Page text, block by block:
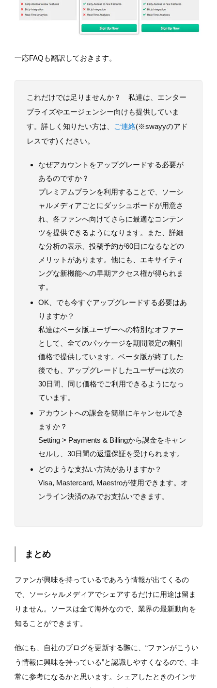
一応FAQも翻訳しておきます。
これだけでは足りませんか？ 私達は、エンター
プライズやエージェンシー向けも提供していま
す。詳しく知りたい方は、
ご連絡(※swayyのアド
レスです)ください。
なぜアカウントをアップグレードする必要が
あるのですか？
プレミアムプランを利用することで、ソーシ
ャルメディアごとにダッシュボードが用意さ
れ、各ファンへ向けてさらに最適なコンテン
ツを提供できるようになります。また、詳細
な分析の表示、投稿予約が60日になるなどの
メリットがあります。他にも、エキサイティ
ングな新機能への早期アクセス権が得られま
す。
OK、でも今すぐアップグレードする必要はあ
りますか？
私達はベータ版ユーザーへの特別なオファー
として、全てのパッケージを期間限定の割引
価格で提供しています。ベータ版が終了した
後でも、アップグレードしたユーザーは次の
30日間、同じ価格でご利用できるようになっ
ています。
アカウントへの課金を簡単にキャンセルでき
ますか？
Setting > Payments & Billingから課金をキャン
セルし、30日間の返還保証を受けられます。
どのような支払い方法がありますか？
Visa, Mastercard, Maestroが使用できます。オ
ンライン決済のみでお支払いできます。
まとめ
ファンが興味を持っているであろう情報が出てくるの
で、ソーシャルメディアでシェアするだけに用途は留ま
りません。ソースは全て海外なので、業界の最新動向を
知ることができます。
他にも、自社のブログを更新する際に、“ファンがこうい
う情報に興味を持っている”と認識しやすくなるので、非
常に参考になるかと思います。シェアしたときのインサ